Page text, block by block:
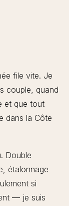
file vite. Je
couple, quand
et que tout
dans la Côte
Double
étalonnage
si
— je suis